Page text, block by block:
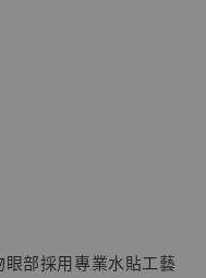
雕像 悟空 鳥山
部採用專業水貼工藝